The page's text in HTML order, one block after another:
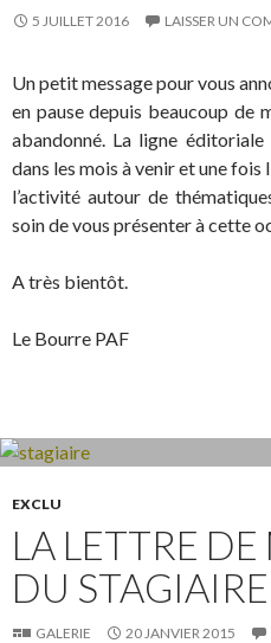
5 JUILLET 2016 LAISSER UN
Un petit message pour vous
en pause depuis beaucoup de
abandonné. La ligne
dans les mois à venir et une fois
l’activité autour de
soin de vous présenter à cette
A très bientôt.
Le Bourre PAF
EXCLU
LA LETTRE
DU STAGIAIRE
GALERIE 20 JANVIER 2015